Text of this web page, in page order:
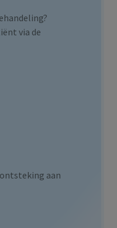
via de
aan